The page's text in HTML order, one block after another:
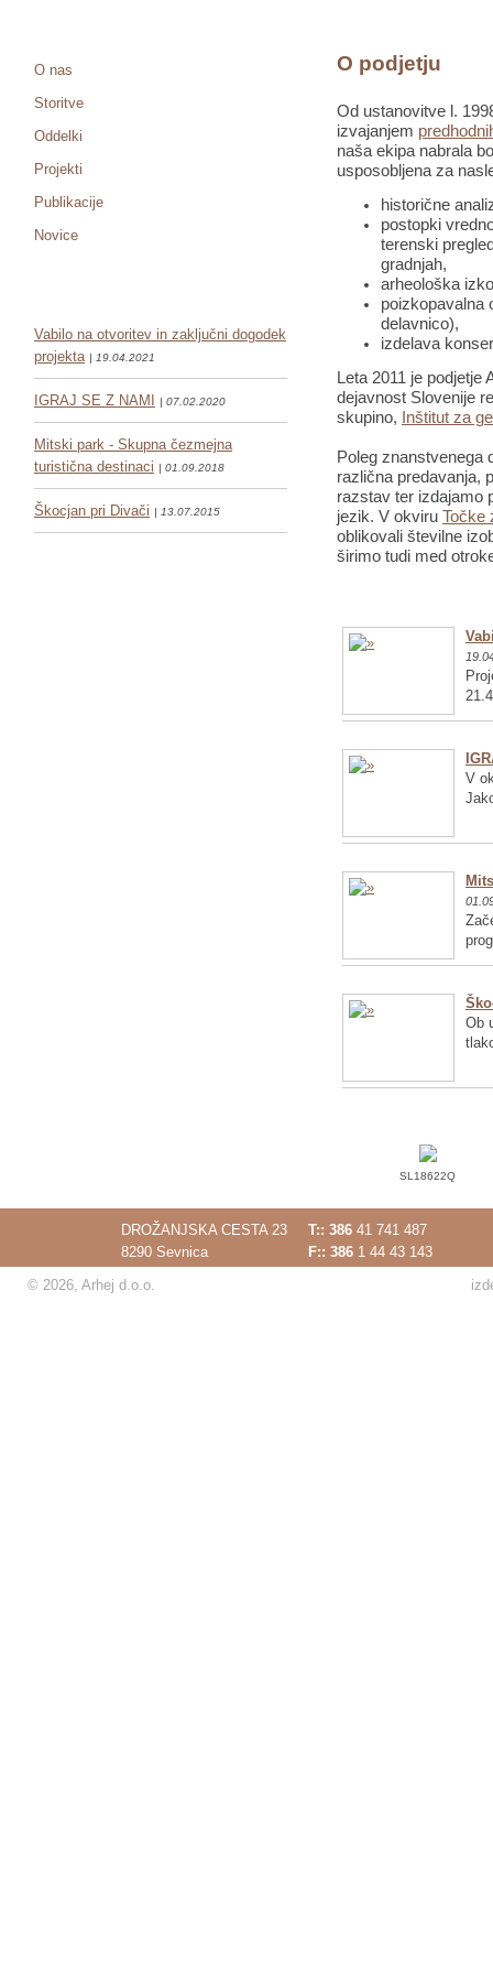
O nas
Storitve
Oddelki
Projekti
Publikacije
Novice
Vabilo na otvoritev in zaključni dogodek
projekta | 19.04.2021
IGRAJ SE Z NAMI | 07.02.2020
Mitski park - Skupna čezmejna
turistična destinaci | 01.09.2018
Škocjan pri Divači | 13.07.2015
O podjetju
Od ustanovitve l.
izvajanjem
naša ekipa nabrala
usposobljena za
historične
postopki
terenski
gradnjah,
arheološka
poizkopavalna
delavnico),
izdelava
Leta 2011 je
dejavnost Slovenije
skupino,
Inštitut za
Poleg znanstvenega
različna predavanja,
razstav ter izdajamo
jezik. V okviru Točke
oblikovali številne
širimo tudi med
V
Ob
SL18622Q
DROŽANJSKA CESTA 23
8290 Sevnica
T:: 386 41 741 487
F:: 386 1 44 43 143
© 2026, Arhej d.o.o.